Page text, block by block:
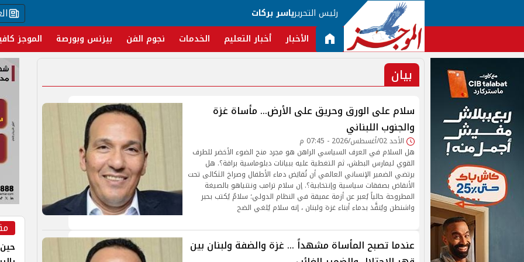
رئيس التحريرياسر بركات
الأخبار أخبار التعليم الخدمات نجوم الفن بيزنس وبورصة الموجز
بيان
سلام على الورق وحريق على الأرض... مأساة غزة
والجنوب اللبناني
الأحد 02/أغسطس/2026 - 07:45 م
هل السلام في العرف السياسي الراهن هو مجرد منح الضوء الأخضر للطرف
القوي ليمارس البطش، ثم التغطية عليه ببيانات دبلوماسية براقة؟. هل
يرتضي الضمير الإنساني العالمي أن تُقايَض دماء الأطفال وصراخ الثكالى تحت
الأنقاض بصفقات سياسية وإنتخابية؟. إن سلام ترامب ونتنياهو بالصيغة
المطروحة حالياً يُعبر عن أزمة عميقة في النظام الدولي؛ سلامٌ يُكتب بحبر
واشنطن ويُنفَّذ بدماء أبناء غزة ولبنان ، إنه سلام يُلغي الضح
عندما تصبح المأساة مشهداً ... غزة والضفة ولبنان بين